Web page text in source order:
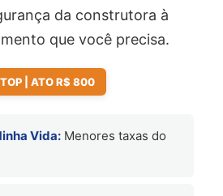
da construtora à
que você precisa.
| ATO R$ 800
Vida: Menores taxas do